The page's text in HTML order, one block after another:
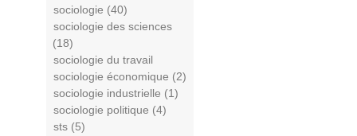
sociologie (40)
sociologie des sciences
(18)
sociologie du travail
sociologie économique (2)
sociologie industrielle (1)
sociologie politique (4)
sts (5)